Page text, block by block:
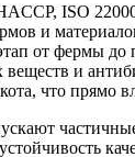
ISO
и
от фермы
и
что прямо